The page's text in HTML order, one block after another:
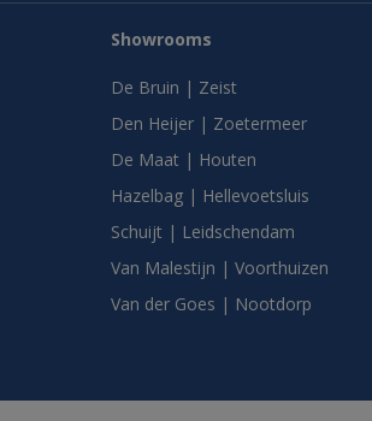
Showrooms
De Bruin | Zeist
Den Heijer | Zoetermeer
De Maat | Houten
Hazelbag | Hellevoetsluis
Schuijt | Leidschendam
Van Malestijn | Voorthuizen
Van der Goes | Nootdorp